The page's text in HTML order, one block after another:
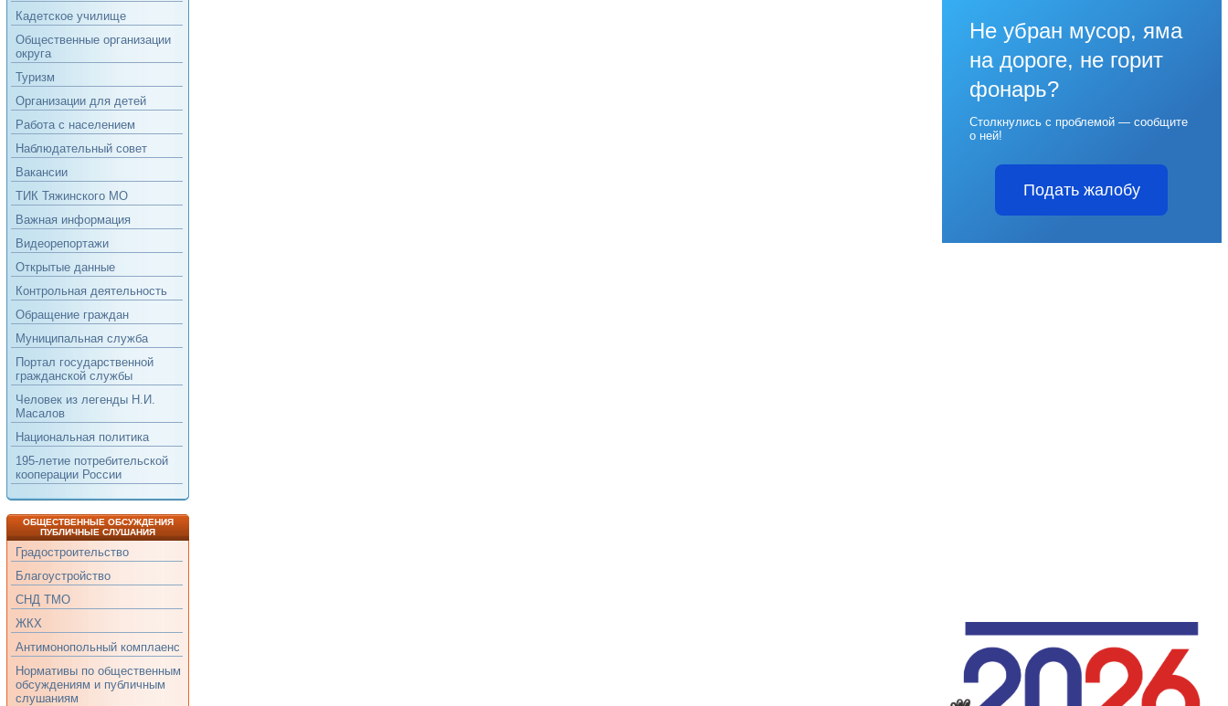
Кадетское училище
Общественные организации
округа
Туризм
Организации для детей
Работа с населением
Наблюдательный совет
Вакансии
ТИК Тяжинского МО
Важная информация
Видеорепортажи
Открытые данные
Контрольная деятельность
Обращение граждан
Муниципальная служба
Портал государственной
гражданской службы
Человек из легенды Н.И.
Масалов
Национальная политика
195-летие потребительской
кооперации России
ОБЩЕСТВЕННЫЕ ОБСУЖДЕНИЯ
ПУБЛИЧНЫЕ СЛУШАНИЯ
Градостроительство
Благоустройство
СНД ТМО
ЖКХ
Антимонопольный комплаенс
Нормативы по общественным
обсуждениям и публичным
слушаниям
Не убран мусор, яма
на дороге, не горит
фонарь?
Столкнулись с проблемой — сообщите
о ней!
Подать жалобу